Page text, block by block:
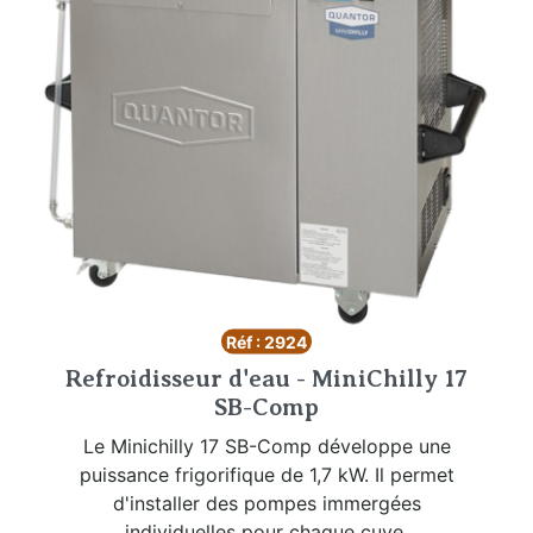
Réf : 2924
Refroidisseur d'eau - MiniChilly 17
SB-Comp
Le Minichilly 17 SB-Comp développe une
puissance frigorifique de 1,7 kW. Il permet
d'installer des pompes immergées